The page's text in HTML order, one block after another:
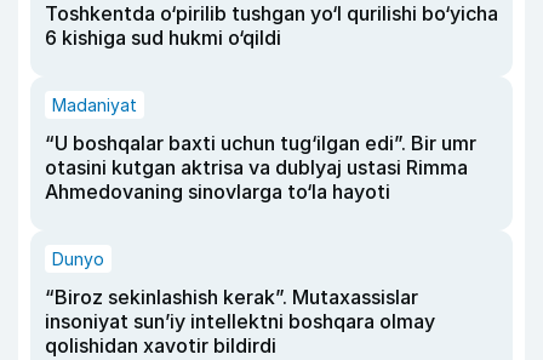
Toshkentda o‘pirilib tushgan yo‘l qurilishi bo‘yicha
6 kishiga sud hukmi o‘qildi
Madaniyat
“U boshqalar baxti uchun tug‘ilgan edi”. Bir umr
otasini kutgan aktrisa va dublyaj ustasi Rimma
Ahmedovaning sinovlarga to‘la hayoti
Dunyo
“Biroz sekinlashish kerak”. Mutaxassislar
insoniyat sun’iy intellektni boshqara olmay
qolishidan xavotir bildirdi